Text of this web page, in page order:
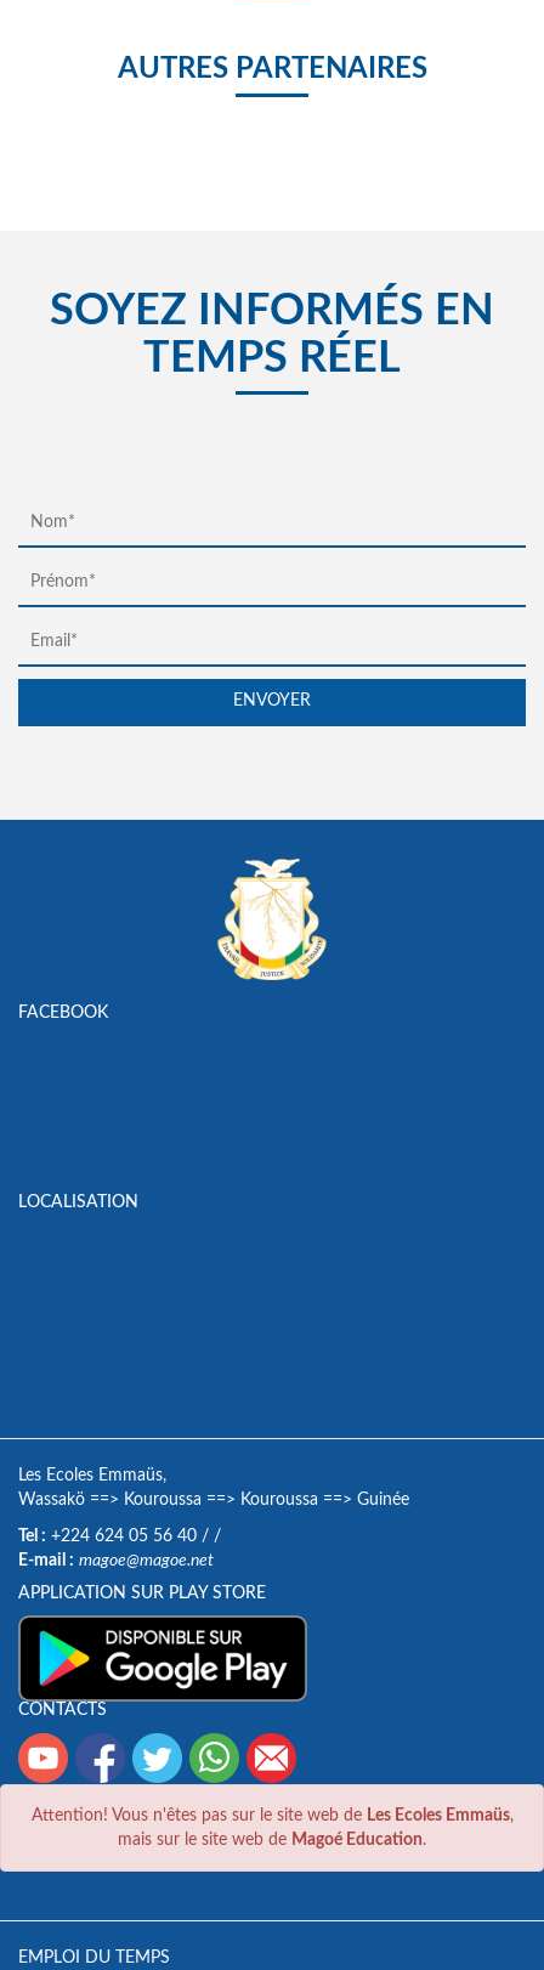
AUTRES PARTENAIRES
SOYEZ INFORMÉS EN
TEMPS RÉEL
FACEBOOK
LOCALISATION
Les Ecoles Emmaüs,
Wassakö ==> Kouroussa ==> Kouroussa ==> Guinée
Tel : +224 624 05 56 40 / /
E-mail : magoe@magoe.net
APPLICATION SUR PLAY STORE
CONTACTS
Attention! Vous n'êtes pas sur le site web de Les Ecoles Emmaüs,
mais sur le site web de Magoé Education.
EMPLOI DU TEMPS